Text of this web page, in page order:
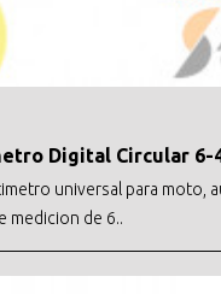
Digital Circular 6-
universal para moto,
medicion de 6..